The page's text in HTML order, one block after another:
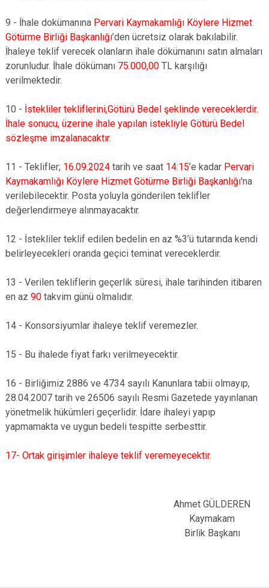
9 - İhale dokümanına Pervari Kaymakamlığı Köylere Hizmet
Götürme Birliği Başkanlığı’den ücretsiz olarak bakılabilir.
İhaleye teklif verecek olanların ihale dökümanını satın almaları
zorunludur. İhale dökümanı 75.000,00 TL karşılığı
verilmektedir.
10 - İstekliler tekliflerini,Götürü Bedel şeklinde vereceklerdir.
İhale sonucu, üzerine ihale yapılan istekliyle Götürü Bedel
sözleşme imzalanacaktır.
11 - Teklifler; 16.09.2024 tarih ve saat 14:15’e kadar Pervari
Kaymakamlığı Köylere Hizmet Götürme Birliği Başkanlığı'na
verilebilecektir. Posta yoluyla gönderilen teklifler
değerlendirmeye alınmayacaktır.
12 - İstekliler teklif edilen bedelin en az %3’ü tutarında kendi
belirleyecekleri oranda geçici teminat vereceklerdir.
13 - Verilen tekliflerin geçerlik süresi, ihale tarihinden itibaren
en az 90 takvim günü olmalıdır.
14 - Konsorsiyumlar ihaleye teklif veremezler.
15 - Bu ihalede fiyat farkı verilmeyecektir.
16 - Birliğimiz 2886 ve 4734 sayılı Kanunlara tabii olmayıp,
28.04.2007 tarih ve 26506 sayılı Resmi Gazetede yayınlanan
yönetmelik hükümleri geçerlidir. İdare ihaleyi yapıp
yapmamakta ve uygun bedeli tespitte serbesttir.
17- Ortak girişimler ihaleye teklif veremeyecektir.
Ahmet GÜLDEREN
Kaymakam
Birlik Başkanı